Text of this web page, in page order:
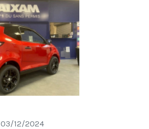
03/12/2024